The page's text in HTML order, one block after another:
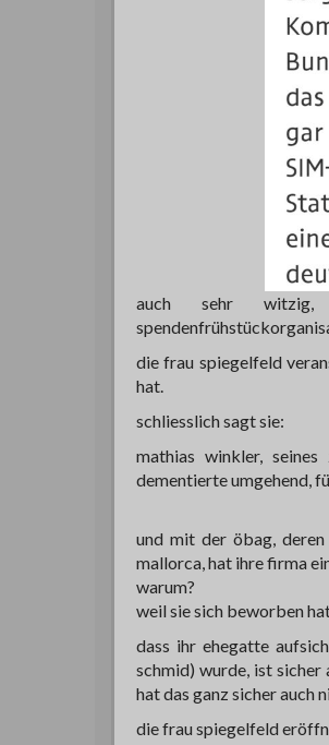
auch sehr
die frau spiegelfeld
hat.
schliesslich sagt sie:
mathias winkler,
dementierte umgehend,
und mit der öbag,
mallorca, hat ihre firma
warum?
weil sie sich beworben
dass ihr ehegatte
schmid) wurde, ist sicher
hat das ganz sicher auch
die frau spiegelfeld